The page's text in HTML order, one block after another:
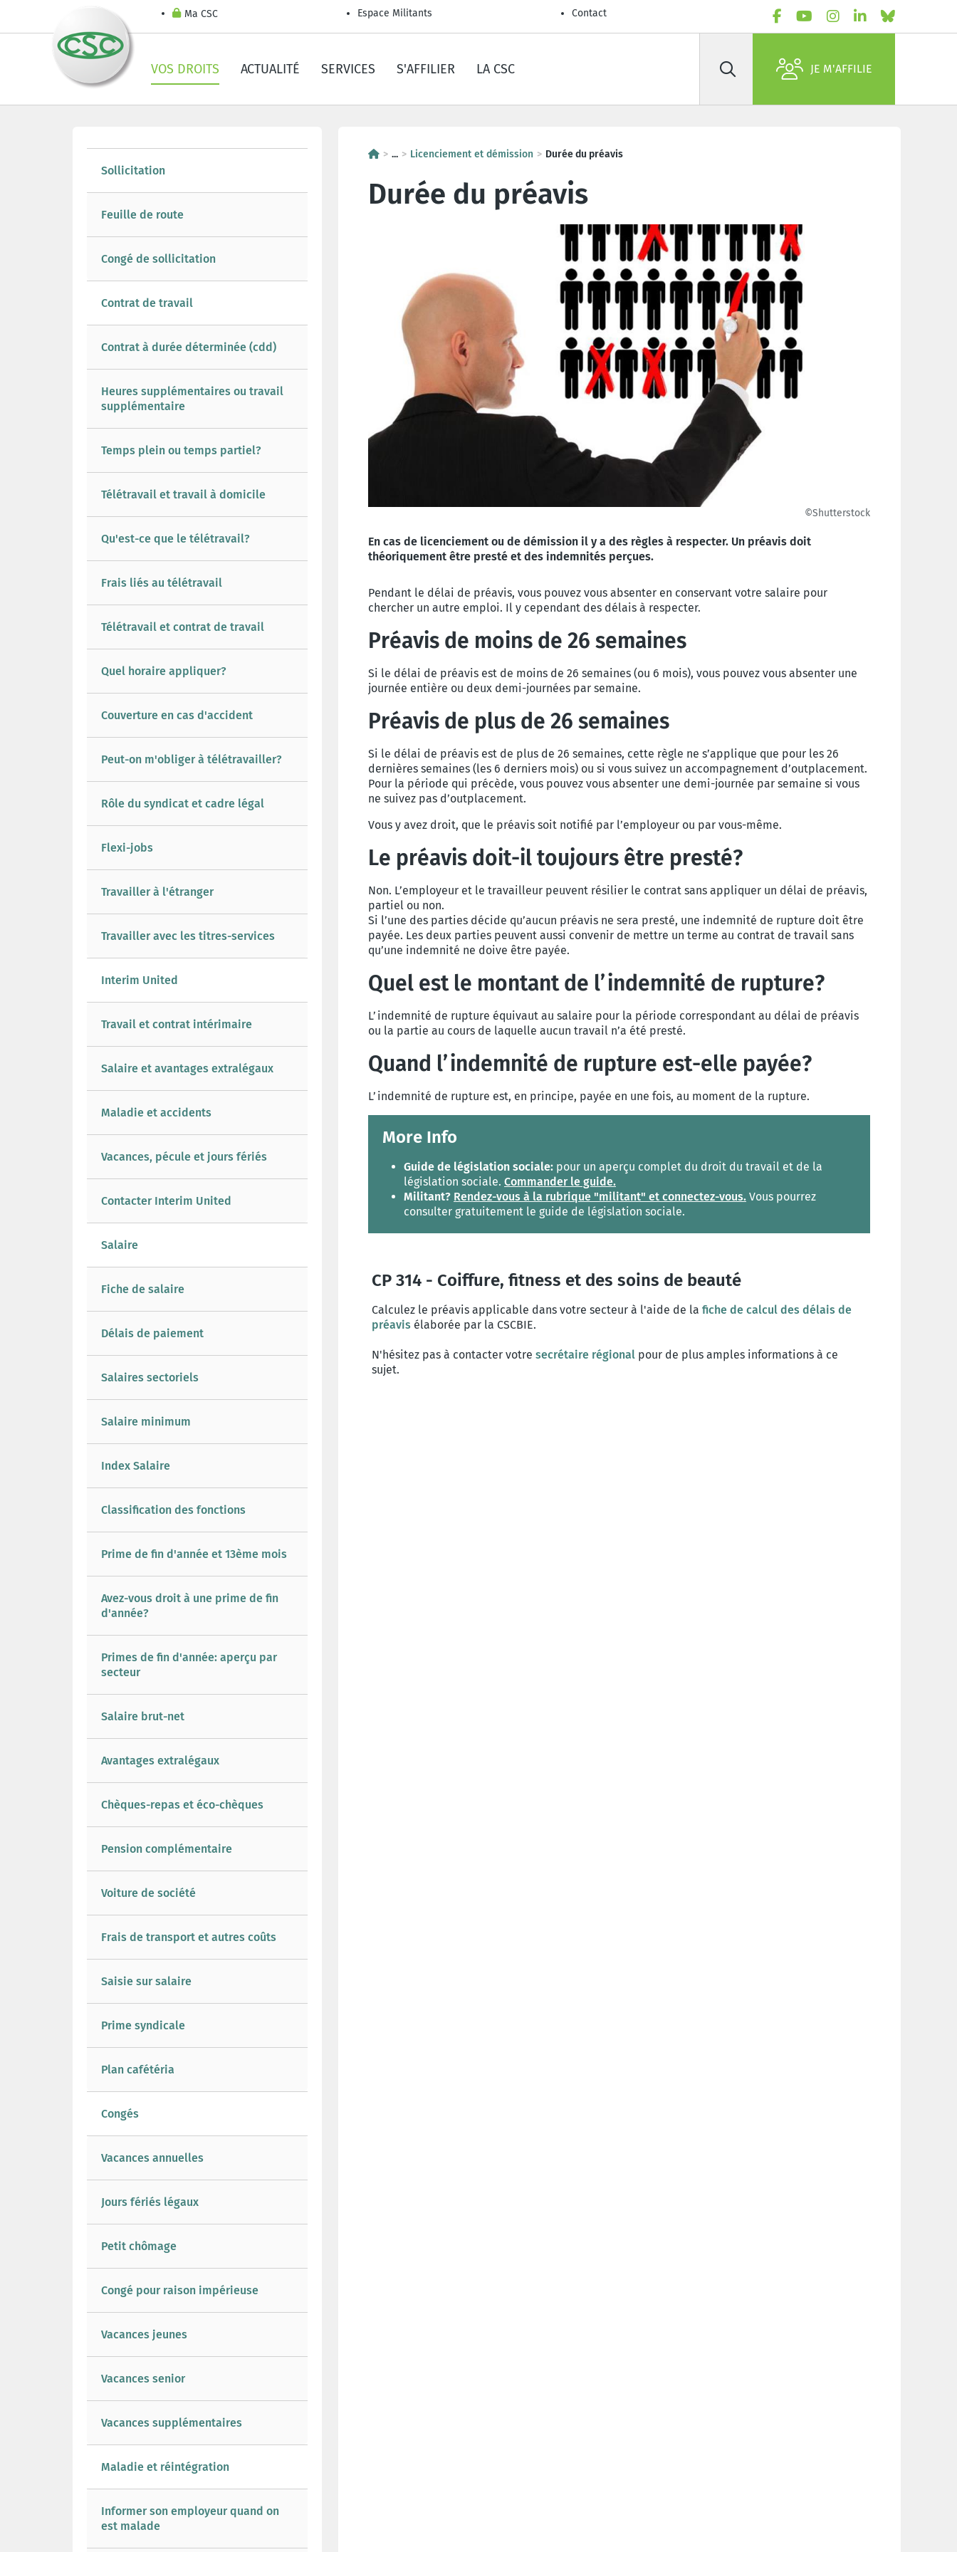
Ma CSC Espace Militants Contact
VOS DROITS ACTUALITÉ SERVICES S'AFFILIER LA CSC Rechercher JE M'AFFILIE
Sollicitation
Feuille de route
Congé de sollicitation
Contrat de travail
Contrat à durée déterminée (cdd)
Heures supplémentaires ou travail
supplémentaire
Temps plein ou temps partiel?
Télétravail et travail à domicile
Qu'est-ce que le télétravail?
Frais liés au télétravail
Télétravail et contrat de travail
Quel horaire appliquer?
Couverture en cas d'accident
Peut-on m'obliger à télétravailler?
Rôle du syndicat et cadre légal
Flexi-jobs
Travailler à l'étranger
Travailler avec les titres-services
Interim United
Travail et contrat intérimaire
Salaire et avantages extralégaux
Maladie et accidents
Vacances, pécule et jours fériés
Contacter Interim United
Salaire
Fiche de salaire
Délais de paiement
Salaires sectoriels
Salaire minimum
Index Salaire
Classification des fonctions
Prime de fin d'année et 13ème mois
Avez-vous droit à une prime de fin
d'année?
Primes de fin d'année: aperçu par
secteur
Salaire brut-net
Avantages extralégaux
Chèques-repas et éco-chèques
Pension complémentaire
Voiture de société
Frais de transport et autres coûts
Saisie sur salaire
Prime syndicale
Plan cafétéria
Congés
Vacances annuelles
Jours fériés légaux
Petit chômage
Congé pour raison impérieuse
Vacances jeunes
Vacances senior
Vacances supplémentaires
Maladie et réintégration
Informer son employeur quand on
est malade
... Licenciement et démission Durée du préavis
Durée du préavis
©Shutterstock
En cas de licenciement ou de démission il y a des règles à respecter. Un préavis doit
théoriquement être presté et des indemnités perçues.
Pendant le délai de préavis, vous pouvez vous absenter en conservant votre salaire pour
chercher un autre emploi. Il y cependant des délais à respecter.
Préavis de moins de 26 semaines
Si le délai de préavis est de moins de 26 semaines (ou 6 mois), vous pouvez vous absenter une
journée entière ou deux demi-journées par semaine.
Préavis de plus de 26 semaines
Si le délai de préavis est de plus de 26 semaines, cette règle ne s’applique que pour les 26
dernières semaines (les 6 derniers mois) ou si vous suivez un accompagnement d’outplacement.
Pour la période qui précède, vous pouvez vous absenter une demi-journée par semaine si vous
ne suivez pas d’outplacement.
Vous y avez droit, que le préavis soit notifié par l’employeur ou par vous-même.
Le préavis doit-il toujours être presté?
Non. L’employeur et le travailleur peuvent résilier le contrat sans appliquer un délai de préavis,
partiel ou non.
Si l’une des parties décide qu’aucun préavis ne sera presté, une indemnité de rupture doit être
payée. Les deux parties peuvent aussi convenir de mettre un terme au contrat de travail sans
qu’une indemnité ne doive être payée.
Quel est le montant de l’indemnité de rupture?
L’indemnité de rupture équivaut au salaire pour la période correspondant au délai de préavis
ou la partie au cours de laquelle aucun travail n’a été presté.
Quand l’indemnité de rupture est-elle payée?
L’indemnité de rupture est, en principe, payée en une fois, au moment de la rupture.
More Info
Guide de législation sociale: pour un aperçu complet du droit du travail et de la
législation sociale. Commander le guide.
Militant? Rendez-vous à la rubrique "militant" et connectez-vous. Vous pourrez
consulter gratuitement le guide de législation sociale.
CP 314 - Coiffure, fitness et des soins de beauté
Calculez le préavis applicable dans votre secteur à l'aide de la fiche de calcul des délais de
préavis élaborée par la CSCBIE.
N'hésitez pas à contacter votre secrétaire régional pour de plus amples informations à ce
sujet.